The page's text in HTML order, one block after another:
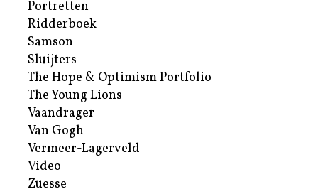
Portretten
Ridderboek
Samson
Sluijters
The Hope & Optimism Portfolio
The Young Lions
Vaandrager
Van Gogh
Vermeer-Lagerveld
Video
Zuesse